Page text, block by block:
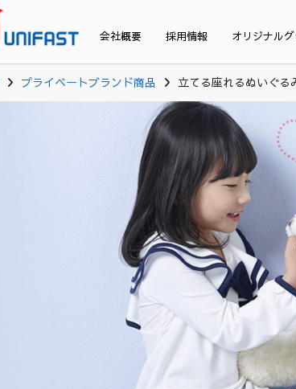
会社概要 採用情報 オリジナル
プライベートブランド商品 立てる座れるぬいぐる